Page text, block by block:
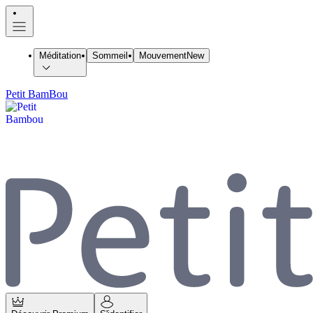
Méditation Sommeil MouvementNew
Petit BamBou